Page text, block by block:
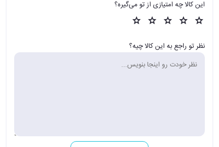
این کالا چه امتیازی از تو می‌گیره؟
نظر تو راجع به این کالا چیه؟